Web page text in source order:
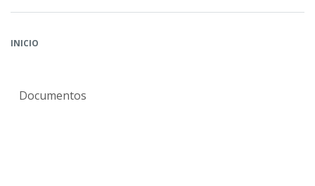
INICIO
Documentos